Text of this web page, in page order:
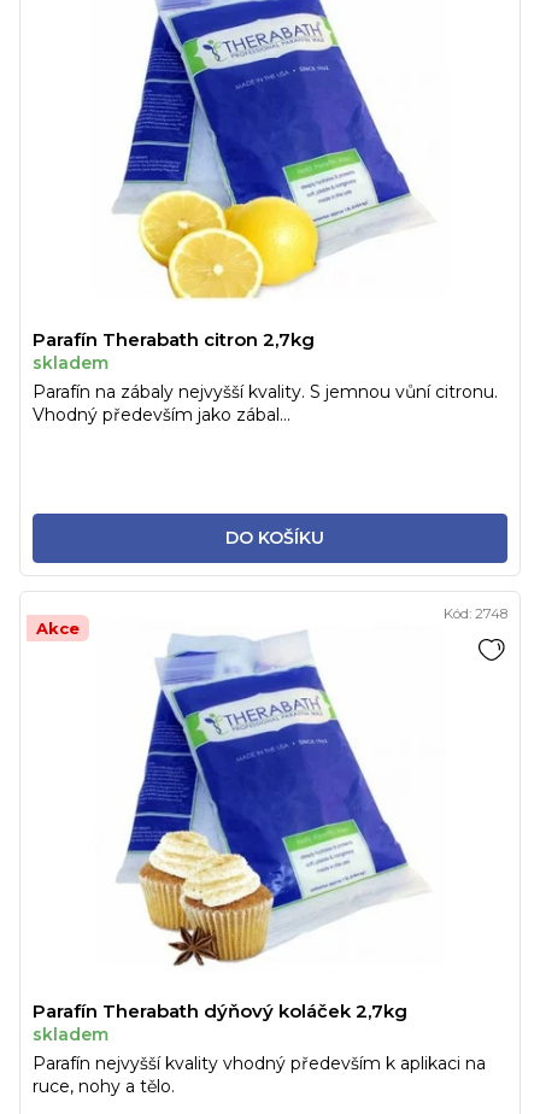
Parafín Therabath citron 2,7kg
skladem
DO KOŠÍKU
Parafín na zábaly nejvyšší kvality. S jemnou vůní citronu.
Vhodný především jako zábal...
Akce
Parafín Therabath dýňový koláček 2,7kg
skladem
Parafín nejvyšší kvality vhodný především k aplikaci na
ruce, nohy a tělo.
Kód: 2748